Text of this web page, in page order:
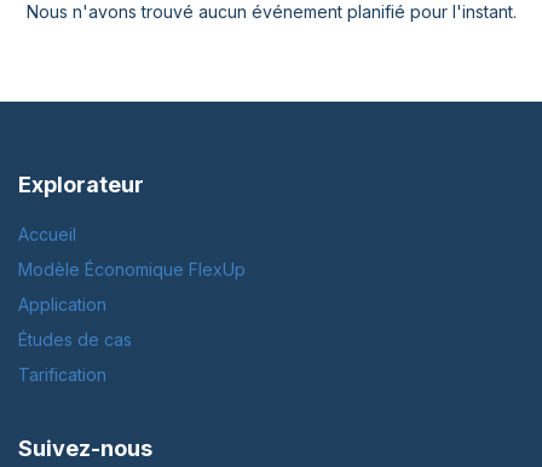
Nous n'avons trouvé aucun événement planifié pour l'instant.
Explorateur
Accueil
Modèle Économique FlexUp
Application
Études de cas
Tarification
Suivez-nous